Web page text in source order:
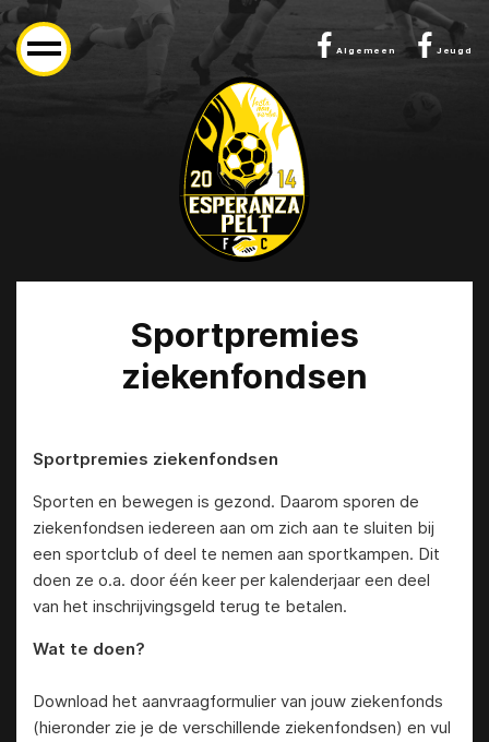
Algemeen Jeugd
Sportpremies
ziekenfondsen
Sportpremies ziekenfondsen
Sporten en bewegen is gezond. Daarom sporen de
ziekenfondsen iedereen aan om zich aan te sluiten bij
een sportclub of deel te nemen aan sportkampen. Dit
doen ze o.a. door één keer per kalenderjaar een deel
van het inschrijvingsgeld terug te betalen.
Wat te doen?
Download het aanvraagformulier van jouw ziekenfonds
(hieronder zie je de verschillende ziekenfondsen) en vul